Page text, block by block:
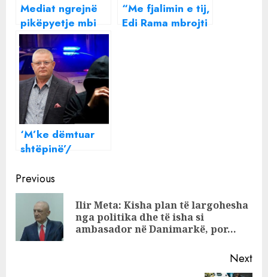
Mediat ngrejnë
pikëpyetje mbi
burimin e parave
të kullës 35 kate
që do të ndërtojë
Erinda Lutaj me
kompaninë Top
Seven në Tiranë
“Me fjalimin e tij,
Edi Rama mbrojti
‘M’ke dëmtuar
shtëpinë’/
deputetin
Vladimir Kosta,
kapet 24-
vjeçari…do
“sqarohej” me 2
Continue
Reading
Previous
Ilir Meta: Kisha plan të largohesha
nga politika dhe të isha si
ambasador në Danimarkë, por…
Next